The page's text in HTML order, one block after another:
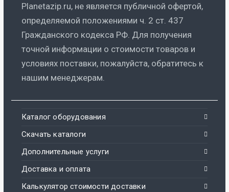
Planetazip.ru, не является публичной офертой,
определяемой положениями ч. 2 ст. 437
Гражданского кодекса РФ. Для получения
точной информации о стоимости товаров и
условиях поставки, пожалуйста, обратитесь к
нашим менеджерам.
Каталог оборудования
Скачать каталоги
Дополнительные услуги
Доставка и оплата
Калькулятор стоимости доставки